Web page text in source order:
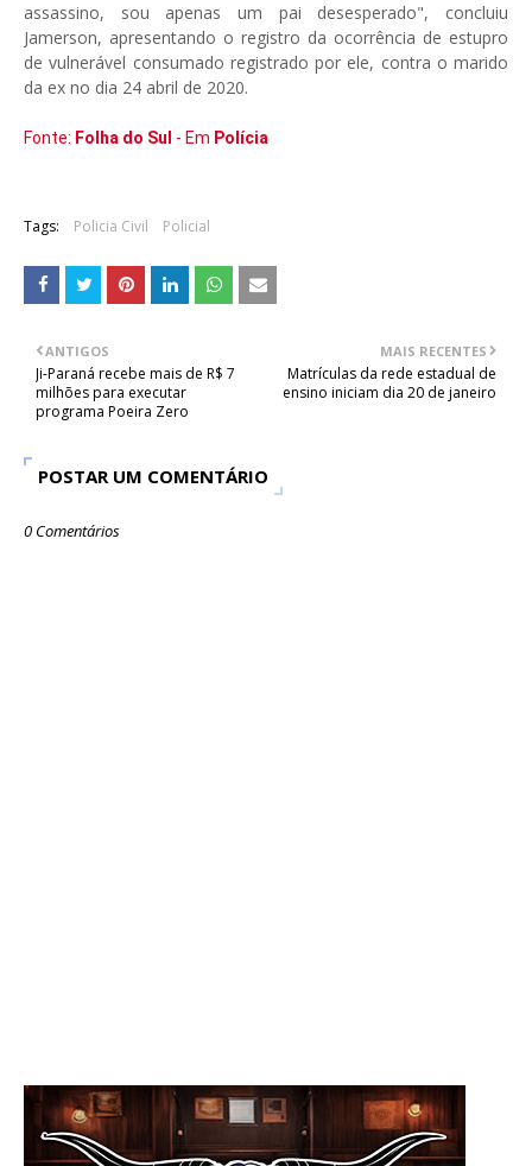
assassino, sou apenas um pai desesperado", concluiu
Jamerson, apresentando o registro da ocorrência de estupro
de vulnerável consumado registrado por ele, contra o marido
da ex no dia 24 abril de 2020.
Fonte: Folha do Sul - Em Polícia
Tags: Policia Civil Policial
MAIS RECENTES
Matrículas da rede estadual de
ensino iniciam dia 20 de janeiro
ANTIGOS
Ji-Paraná recebe mais de R$ 7
milhões para executar
programa Poeira Zero
POSTAR UM COMENTÁRIO
0 Comentários